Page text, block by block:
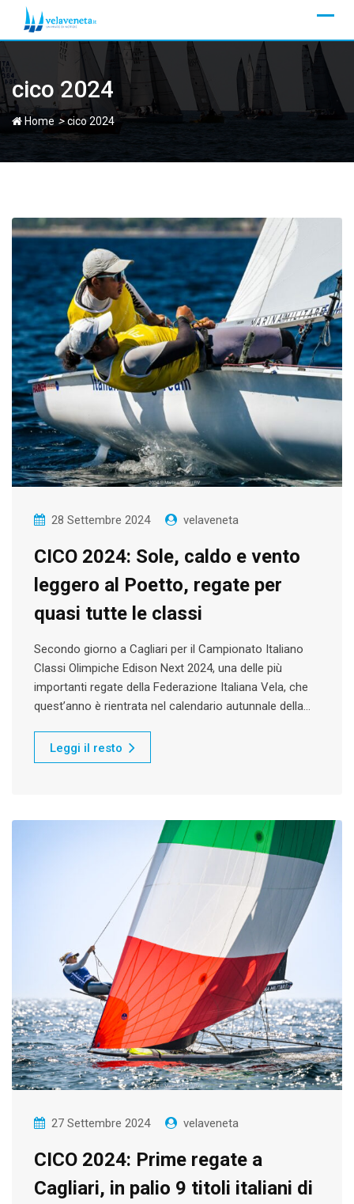
cico 2024
Home >cico 2024
28 Settembre 2024 velaveneta
CICO 2024: Sole, caldo e vento
leggero al Poetto, regate per
quasi tutte le classi
Secondo giorno a Cagliari per il Campionato Italiano
Classi Olimpiche Edison Next 2024, una delle più
importanti regate della Federazione Italiana Vela, che
quest’anno è rientrata nel calendario autunnale della…
Leggi il resto
27 Settembre 2024 velaveneta
CICO 2024: Prime regate a
Cagliari, in palio 9 titoli italiani di